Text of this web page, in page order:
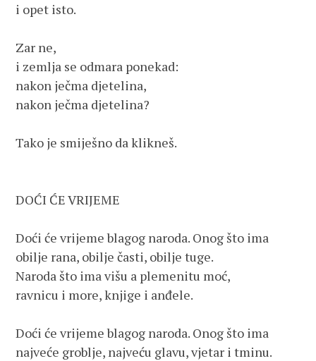
i opet isto.
Zar ne,
i zemlja se odmara ponekad:
nakon ječma djetelina,
nakon ječma djetelina?
Tako je smiješno da klikneš.
DOĆI ĆE VRIJEME
Doći će vrijeme blagog naroda. Onog što ima
obilje rana, obilje časti, obilje tuge.
Naroda što ima višu a plemenitu moć,
ravnicu i more, knjige i anđele.
Doći će vrijeme blagog naroda. Onog što ima
najveće groblje, najveću glavu, vjetar i tminu.